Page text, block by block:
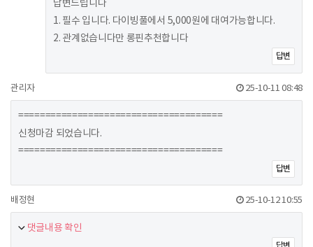
답변드립니다
1. 필수 입니다. 다이빙풀에서 5,000원에 대여가능합니다.
2. 관계없습니다만 롱핀추천합니다
답변
관리자 25-10-11 08:48
======================================
신청마감 되었습니다.
======================================
답변
배정현 25-10-12 10:55
댓글내용 확인